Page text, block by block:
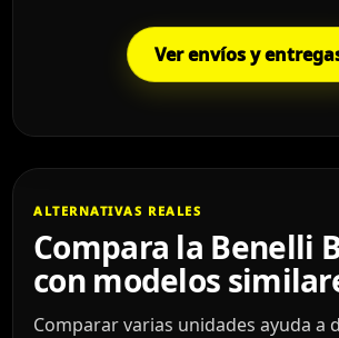
Ver envíos y
ALTERNATIVAS REALES
Compara la Benelli
con modelos
Comparar varias unidades ayuda a